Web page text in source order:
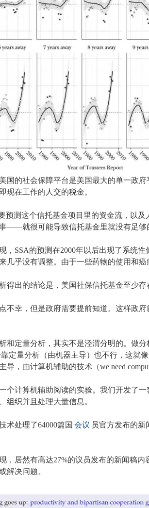
国的社会保障平台是美国最大的单一政
现在工作的人交的税金。
预测这个信托基金项目里的资金流，以
——就很可能导致信托基金里就没有足够
，SSA的预测在2000年以后出现了系统
几乎没有调整。由于一些药物的使用和
得出的结论是，美国社保信托基金至少存
不幸，但是政府需要提前知道。这样政
和定量分析，其实不是泾渭分明的。做
定量分析（由机器主导）也不行，这就
导，由计算机辅助的技术（we need
个计算机辅助阅读的实验。我们开发了
组织并且处理大量信息。
术处理了64000篇国 会议 员官方发布的
，居然有高达27%的议员发布的新闻稿内
解决问题。